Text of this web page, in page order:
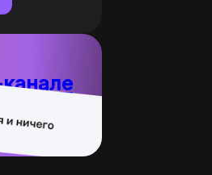
канале
каждый